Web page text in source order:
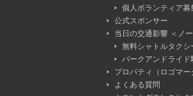
個人ボランティア募
公式スポンサー
当日の交通影響 ＜ノ
無料シャトルタクシ
パークアンドライド
プロパティ（ロゴマ
よくある質問